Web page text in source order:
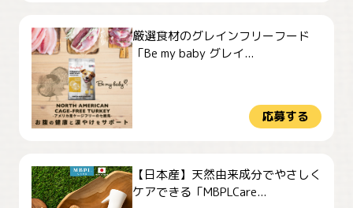
厳選食材のグレインフリーフード
「Be my baby グレイ...
応募する
【日本産】天然由来成分でやさしく
ケアできる「MBPLCare...